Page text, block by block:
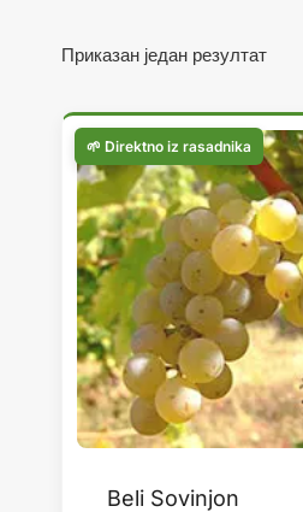
Приказан један резултат
Beli Sovinjon